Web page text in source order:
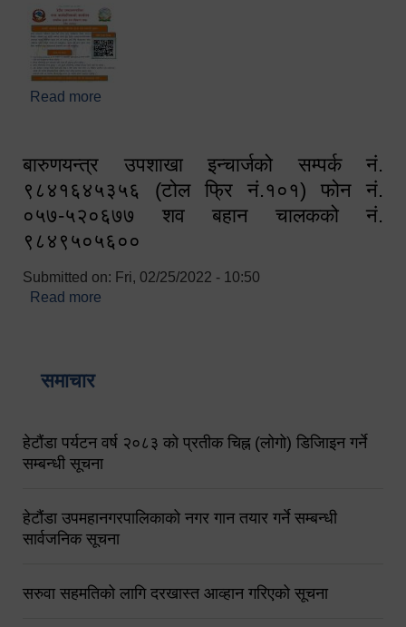
Read more
बारुणयन्त्र उपशाखा इन्चार्जको सम्पर्क नं.
९८४१६४५३५६ (टोल फ्रि नं.१०१) फोन नं.
०५७-५२०६७७ शव बहान चालकको नं.
९८४९५०५६००
Submitted on: Fri, 02/25/2022 - 10:50
Read more
समाचार
हेटौंडा पर्यटन वर्ष २०८३ को प्रतीक चिह्न (लोगो) डिजिाइन गर्ने
सम्बन्धी सूचना
हेटौंडा उपमहानगरपालिकाको नगर गान तयार गर्ने सम्बन्धी
सार्वजनिक सूचना
सरुवा सहमतिको लागि दरखास्त आव्हान गरिएको सूचना